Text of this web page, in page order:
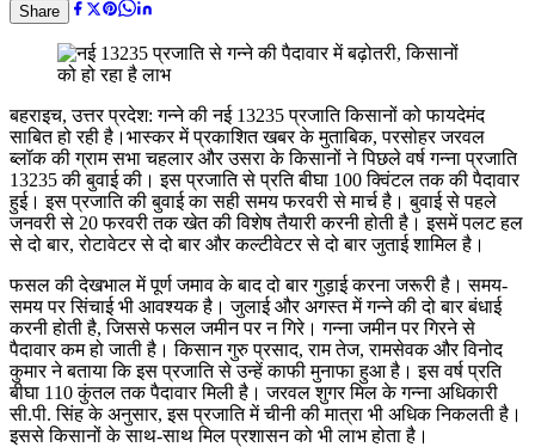
Share
बहराइच, उत्तर प्रदेश: गन्ने की नई 13235 प्रजाति किसानों को फायदेमंद
साबित हो रही है।भास्कर में प्रकाशित खबर के मुताबिक, परसोहर जरवल
ब्लॉक की ग्राम सभा चहलार और उसरा के किसानों ने पिछले वर्ष गन्ना प्रजाति
13235 की बुवाई की। इस प्रजाति से प्रति बीघा 100 क्विंटल तक की पैदावार
हुई। इस प्रजाति की बुवाई का सही समय फरवरी से मार्च है। बुवाई से पहले
जनवरी से 20 फरवरी तक खेत की विशेष तैयारी करनी होती है। इसमें पलट हल
से दो बार, रोटावेटर से दो बार और कल्टीवेटर से दो बार जुताई शामिल है।
फसल की देखभाल में पूर्ण जमाव के बाद दो बार गुड़ाई करना जरूरी है। समय-
समय पर सिंचाई भी आवश्यक है। जुलाई और अगस्त में गन्ने की दो बार बंधाई
करनी होती है, जिससे फसल जमीन पर न गिरे। गन्ना जमीन पर गिरने से
पैदावार कम हो जाती है। किसान गुरु प्रसाद, राम तेज, रामसेवक और विनोद
कुमार ने बताया कि इस प्रजाति से उन्हें काफी मुनाफा हुआ है। इस वर्ष प्रति
बीघा 110 कुंतल तक पैदावार मिली है। जरवल शुगर मिल के गन्ना अधिकारी
सी.पी. सिंह के अनुसार, इस प्रजाति में चीनी की मात्रा भी अधिक निकलती है।
इससे किसानों के साथ-साथ मिल प्रशासन को भी लाभ होता है।